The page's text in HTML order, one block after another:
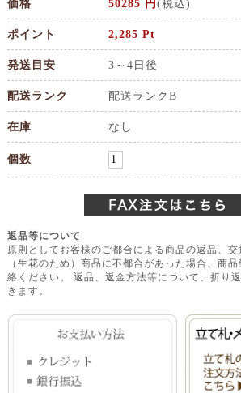
価格 50285 円 (税込)
ポイント 2,285 Pt
発送目安 3～4日後
配送ランク 配送ランクB
在庫 なし
個数
返品等について
原則としてお客様のご都合による商品の返品、交
（生花のため）商品に不都合があった場合、商
絡ください。 返品、返金方法等について、折り
きます。